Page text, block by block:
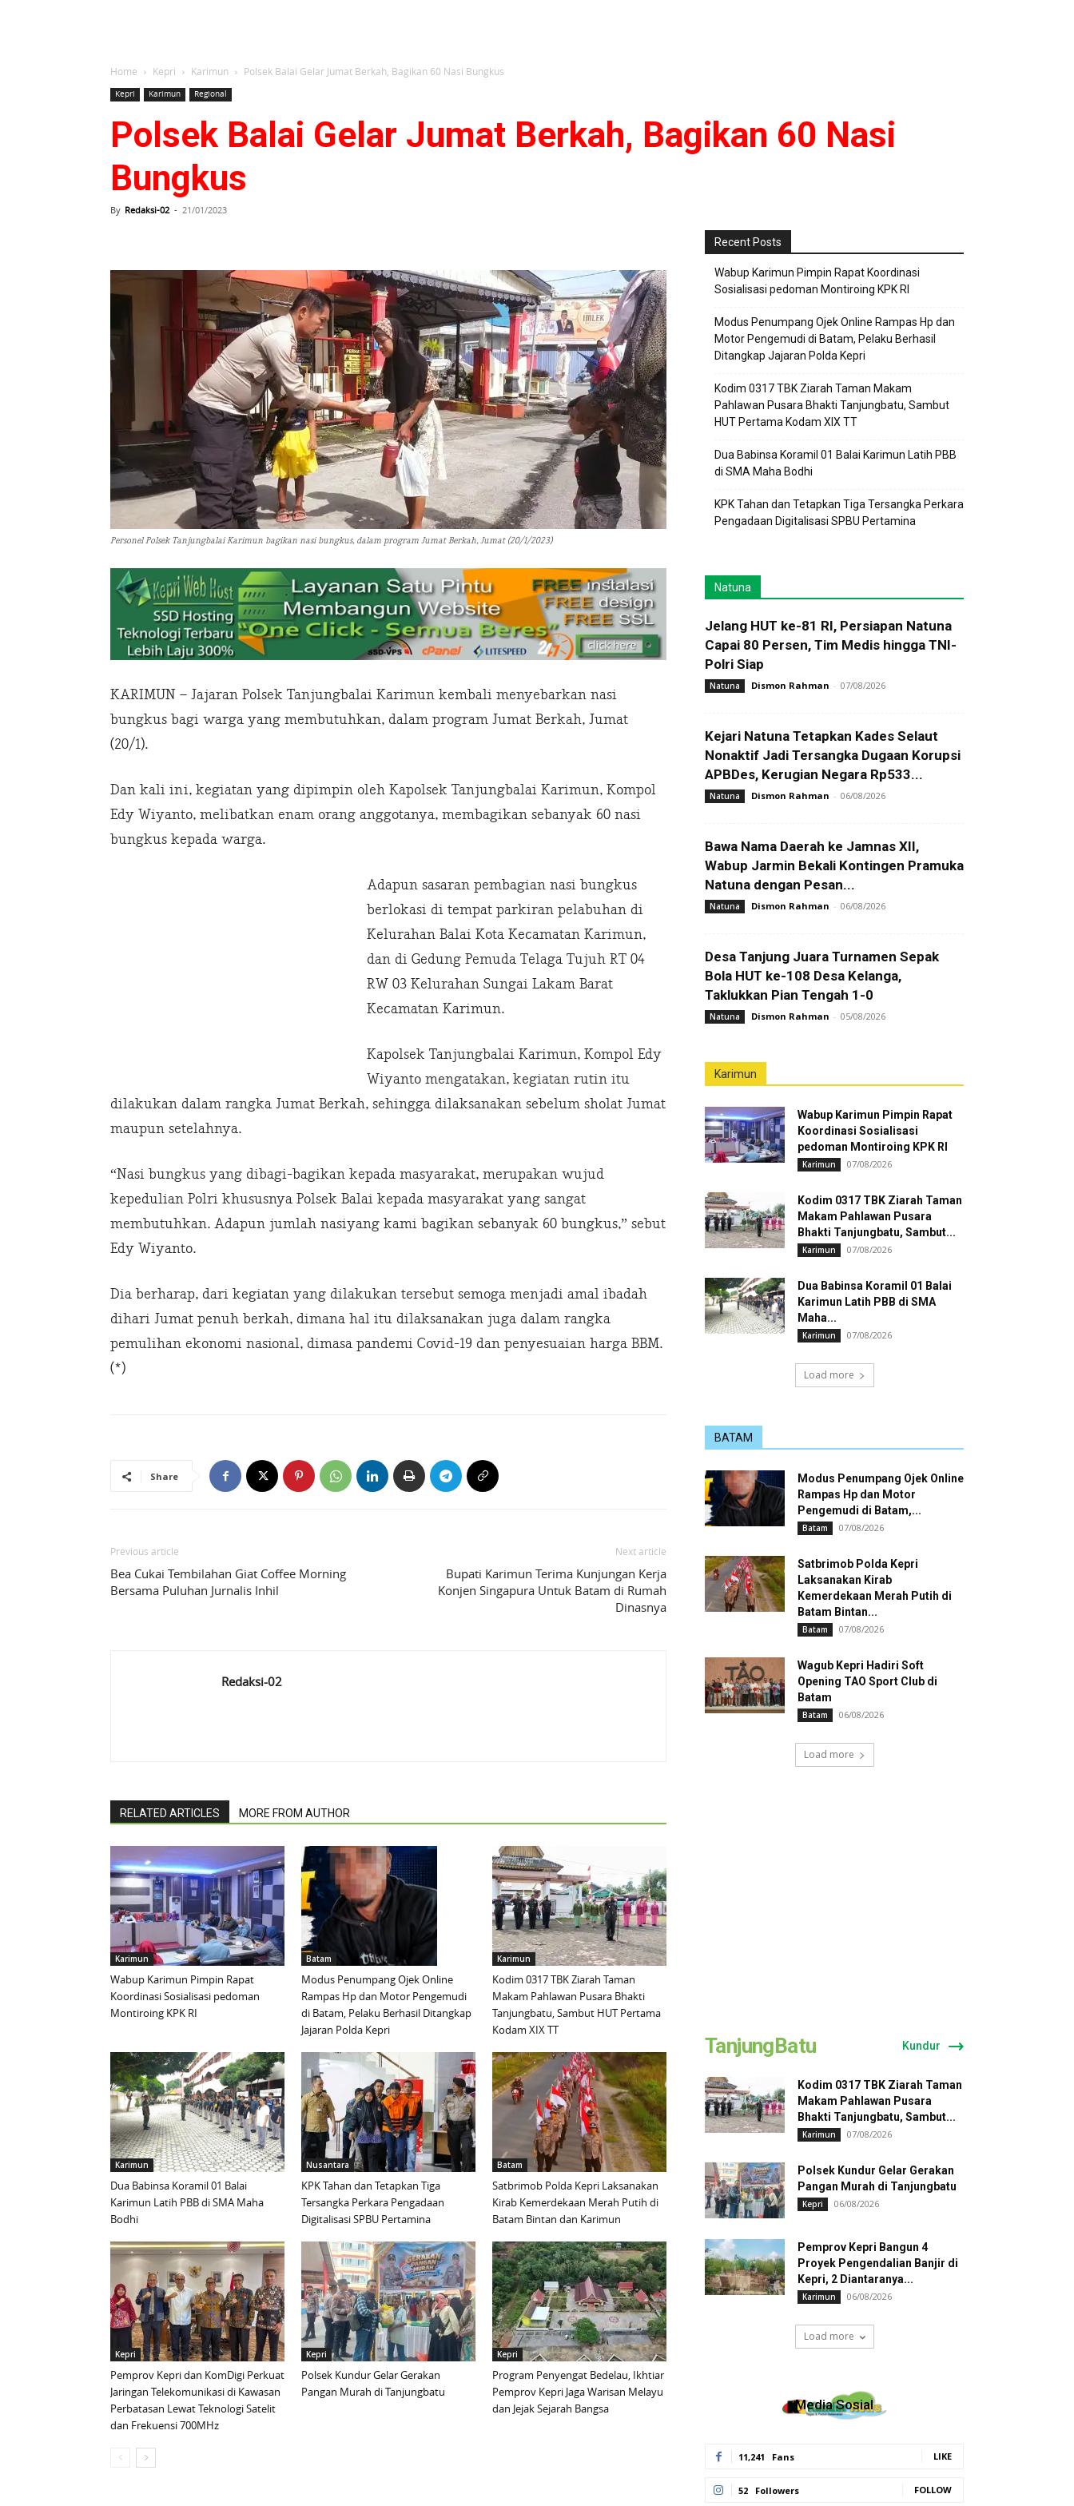
Home Kepri Karimun Polsek Balai Gelar Jumat Berkah, Bagikan 60 Nasi Bungkus
Kepri Karimun Regional
Polsek Balai Gelar Jumat Berkah, Bagikan 60 Nasi
Bungkus
By Redaksi-02 - 21/01/2023
Personel Polsek Tanjungbalai Karimun bagikan nasi bungkus, dalam program Jumat Berkah, Jumat (20/1/2023)
KARIMUN – Jajaran Polsek Tanjungbalai Karimun kembali menyebarkan nasi
bungkus bagi warga yang membutuhkan, dalam program Jumat Berkah, Jumat
(20/1).
Dan kali ini, kegiatan yang dipimpin oleh Kapolsek Tanjungbalai Karimun, Kompol
Edy Wiyanto, melibatkan enam orang anggotanya, membagikan sebanyak 60 nasi
bungkus kepada warga.
Adapun sasaran pembagian nasi bungkus
berlokasi di tempat parkiran pelabuhan di
Kelurahan Balai Kota Kecamatan Karimun,
dan di Gedung Pemuda Telaga Tujuh RT 04
RW 03 Kelurahan Sungai Lakam Barat
Kecamatan Karimun.
Kapolsek Tanjungbalai Karimun, Kompol Edy
Wiyanto mengatakan, kegiatan rutin itu
dilakukan dalam rangka Jumat Berkah, sehingga dilaksanakan sebelum sholat Jumat
maupun setelahnya.
“Nasi bungkus yang dibagi-bagikan kepada masyarakat, merupakan wujud
kepedulian Polri khususnya Polsek Balai kepada masyarakat yang sangat
membutuhkan. Adapun jumlah nasiyang kami bagikan sebanyak 60 bungkus,” sebut
Edy Wiyanto.
Dia berharap, dari kegiatan yang dilakukan tersebut semoga menjadi amal ibadah
dihari Jumat penuh berkah, dimana hal itu dilaksanakan juga dalam rangka
pemulihan ekonomi nasional, dimasa pandemi Covid-19 dan penyesuaian harga BBM.
(*)
Share
Previous article
Bea Cukai Tembilahan Giat Coffee Morning
Bersama Puluhan Jurnalis Inhil
Next article
Bupati Karimun Terima Kunjungan Kerja
Konjen Singapura Untuk Batam di Rumah
Dinasnya
Redaksi-02
RELATED ARTICLES MORE FROM AUTHOR
Karimun
Wabup Karimun Pimpin Rapat
Koordinasi Sosialisasi pedoman
Montiroing KPK RI
Batam
Modus Penumpang Ojek Online
Rampas Hp dan Motor Pengemudi
di Batam, Pelaku Berhasil Ditangkap
Jajaran Polda Kepri
Karimun
Kodim 0317 TBK Ziarah Taman
Makam Pahlawan Pusara Bhakti
Tanjungbatu, Sambut HUT Pertama
Kodam XIX TT
Karimun
Dua Babinsa Koramil 01 Balai
Karimun Latih PBB di SMA Maha
Bodhi
Nusantara
KPK Tahan dan Tetapkan Tiga
Tersangka Perkara Pengadaan
Digitalisasi SPBU Pertamina
Batam
Satbrimob Polda Kepri Laksanakan
Kirab Kemerdekaan Merah Putih di
Batam Bintan dan Karimun
Kepri
Pemprov Kepri dan KomDigi Perkuat
Jaringan Telekomunikasi di Kawasan
Perbatasan Lewat Teknologi Satelit
dan Frekuensi 700MHz
Kepri
Polsek Kundur Gelar Gerakan
Pangan Murah di Tanjungbatu
Kepri
Program Penyengat Bedelau, Ikhtiar
Pemprov Kepri Jaga Warisan Melayu
dan Jejak Sejarah Bangsa
Recent Posts
Wabup Karimun Pimpin Rapat Koordinasi
Sosialisasi pedoman Montiroing KPK RI
Modus Penumpang Ojek Online Rampas Hp dan
Motor Pengemudi di Batam, Pelaku Berhasil
Ditangkap Jajaran Polda Kepri
Kodim 0317 TBK Ziarah Taman Makam
Pahlawan Pusara Bhakti Tanjungbatu, Sambut
HUT Pertama Kodam XIX TT
Dua Babinsa Koramil 01 Balai Karimun Latih PBB
di SMA Maha Bodhi
KPK Tahan dan Tetapkan Tiga Tersangka Perkara
Pengadaan Digitalisasi SPBU Pertamina
Natuna
Jelang HUT ke-81 RI, Persiapan Natuna
Capai 80 Persen, Tim Medis hingga TNI-
Polri Siap
Natuna Dismon Rahman - 07/08/2026
Kejari Natuna Tetapkan Kades Selaut
Nonaktif Jadi Tersangka Dugaan Korupsi
APBDes, Kerugian Negara Rp533...
Natuna Dismon Rahman - 06/08/2026
Bawa Nama Daerah ke Jamnas XII,
Wabup Jarmin Bekali Kontingen Pramuka
Natuna dengan Pesan...
Natuna Dismon Rahman - 06/08/2026
Desa Tanjung Juara Turnamen Sepak
Bola HUT ke-108 Desa Kelanga,
Taklukkan Pian Tengah 1-0
Natuna Dismon Rahman - 05/08/2026
Karimun
Wabup Karimun Pimpin Rapat
Koordinasi Sosialisasi
pedoman Montiroing KPK RI
Karimun 07/08/2026
Kodim 0317 TBK Ziarah Taman
Makam Pahlawan Pusara
Bhakti Tanjungbatu, Sambut...
Karimun 07/08/2026
Dua Babinsa Koramil 01 Balai
Karimun Latih PBB di SMA
Maha...
Karimun 07/08/2026
Load more
BATAM
Modus Penumpang Ojek Online
Rampas Hp dan Motor
Pengemudi di Batam,...
Batam 07/08/2026
Satbrimob Polda Kepri
Laksanakan Kirab
Kemerdekaan Merah Putih di
Batam Bintan...
Batam 07/08/2026
Wagub Kepri Hadiri Soft
Opening TAO Sport Club di
Batam
Batam 06/08/2026
Load more
TanjungBatu Kundur
Kodim 0317 TBK Ziarah Taman
Makam Pahlawan Pusara
Bhakti Tanjungbatu, Sambut...
Karimun 07/08/2026
Polsek Kundur Gelar Gerakan
Pangan Murah di Tanjungbatu
Kepri 06/08/2026
Pemprov Kepri Bangun 4
Proyek Pengendalian Banjir di
Kepri, 2 Diantaranya...
Karimun 06/08/2026
Load more
Media Sosial
11,241 Fans LIKE
52 Followers FOLLOW